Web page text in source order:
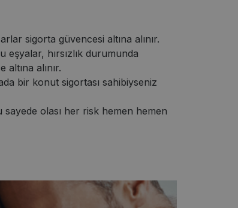
sigorta güvencesi altına alınır.
eşyalar, hırsızlık durumunda
alınır.
bir konut sigortası sahibiyseniz
sayede olası her risk hemen hemen